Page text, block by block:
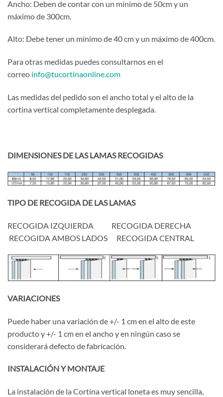
Ancho: Deben de contar con un mínimo de 50cm y un
máximo de 300cm.
Alto: Debe tener un mínimo de 40 cm y un máximo de 400cm.
Para otras medidas puedes consultarnos en el
correo info@tucortinaonline.com
Las medidas del pedido son el ancho total y el alto de la
cortina vertical completamente desplegada.
DIMENSIONES DE LAS LAMAS RECOGIDAS
TIPO DE RECOGIDA DE LAS LAMAS
RECOGIDA IZQUIERDA RECOGIDA DERECHA
RECOGIDA AMBOS LADOS RECOGIDA CENTRAL
VARIACIONES
Puede haber una variación de +/- 1 cm en el alto de este
producto y +/- 1 cm en el ancho y en ningún caso se
considerará defecto de fabricación.
INSTALACIÓN Y MONTAJE
La instalación de la Cortina vertical loneta es muy sencilla,